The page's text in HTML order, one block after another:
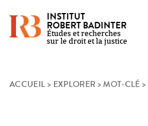
Skip
INSTITUT
ROBERT BADINTER
Études et recherches
sur le droit et la justice
ACCUEIL > EXPLORER >MOT-CLÉ >